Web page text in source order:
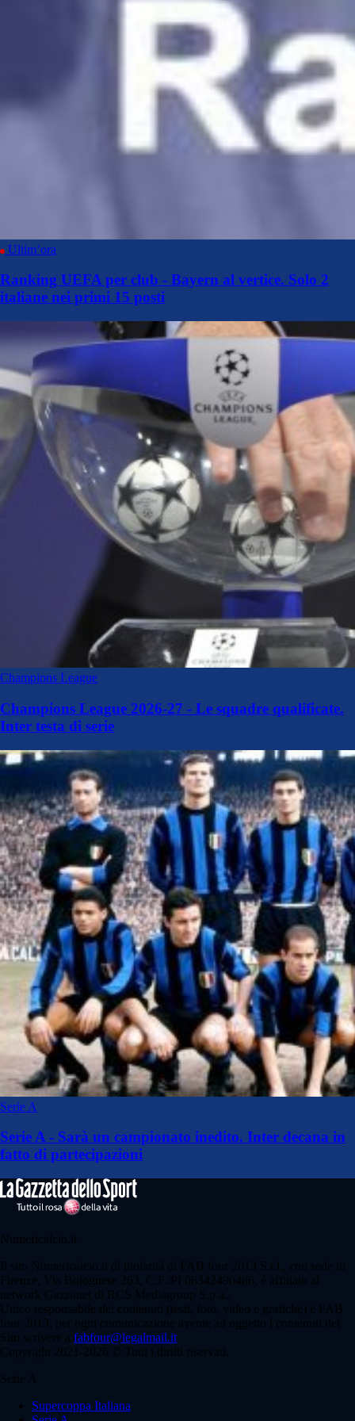
Ultim’ora
Ranking UEFA per club - Bayern al vertice. Solo 2
italiane nei primi 15 posti
Champions League
Champions League 2026-27 - Le squadre qualificate.
Inter testa di serie
Serie A
Serie A - Sarà un campionato inedito. Inter decana in
fatto di partecipazioni
Numericalcio.it
Il sito Numericalcio.it di titolarità di FAB four 2013 S.r.l., con sede in
Firenze, Via Bolognese 263, C.F./PI 06342490486, è affiliato al
network Gazzanet di RCS Mediagroup S.p.a..
Unico responsabile dei contenuti (testi, foto, video e grafiche) è FAB
four 2013; per ogni comunicazione avente ad oggetto i contenuti del
Sito scrivere a fabfour@legalmail.it
Copyright 2021-2026 © Tutti i diritti riservati.
Serie A
Supercoppa Italiana